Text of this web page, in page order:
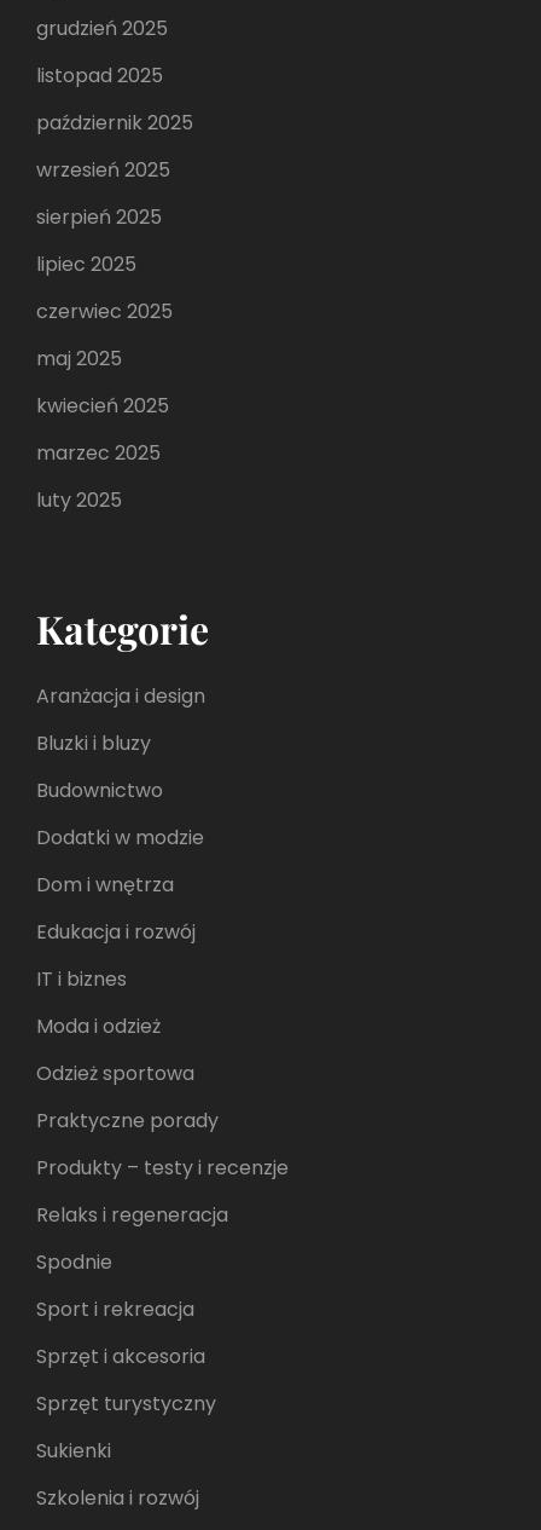
grudzień 2025
listopad 2025
październik 2025
wrzesień 2025
sierpień 2025
lipiec 2025
czerwiec 2025
maj 2025
kwiecień 2025
marzec 2025
luty 2025
Kategorie
Aranżacja i design
Bluzki i bluzy
Budownictwo
Dodatki w modzie
Dom i wnętrza
Edukacja i rozwój
IT i biznes
Moda i odzież
Odzież sportowa
Praktyczne porady
Produkty – testy i recenzje
Relaks i regeneracja
Spodnie
Sport i rekreacja
Sprzęt i akcesoria
Sprzęt turystyczny
Sukienki
Szkolenia i rozwój